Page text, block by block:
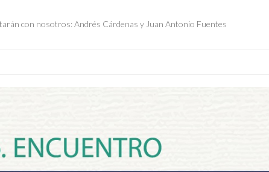
con nosotros: Andrés Cárdenas y Juan Antonio Fuentes